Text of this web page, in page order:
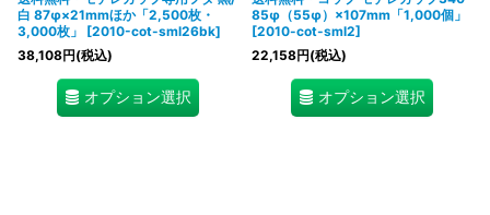
白 87φ×21mmほか「2,500枚・
3,000枚」
[2010-cot-sml26bk]
38,108円(税込)
オプション選択
85φ（55φ）×107mm「1,000個」
[2010-cot-sml2]
22,158円(税込)
オプション選択